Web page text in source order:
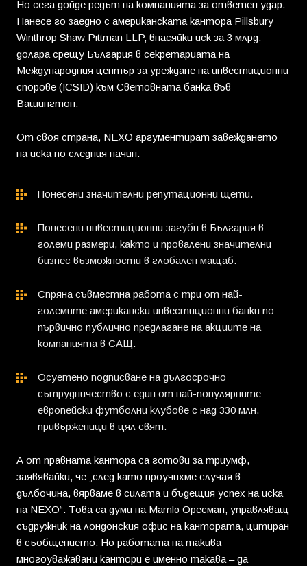
Но сега дойде редът на компанията за ответен удар.
Нанесе го заедно с американската кантора Pillsbury
Winthrop Shaw Pittman LLP, внасяйки иск за 3 млрд.
долара срещу България в секретариата на
Международния център за уреждане на инвестиционни
спорове (ICSID) към Световната банка във
Вашингтон.
От своя страна, NEXO аргументират завеждането
на иска по следния начин:
Понесени значителни репутационни щети.
Понесени инвестиционни загуби в България в
големи размери, както и провалени значителни
бизнес възможности в глобален мащаб.
Спряна съвместна работа с три от най-
големите американски инвестиционни банки по
първично публично предлагане на акциите на
компанията в САЩ.
Осуетено подписване на дългосрочно
сътрудничество с един от най-популярните
европейски футболни клубове с над 330 млн.
привърженици в цял свят.
А от правната кантора са готови за триумф,
заявявайки, че „след като проучихме случая в
дълбочина, вярваме в силата и бъдещия успех на иска
на NЕXO“. Това са думи на Матю Оресман, управляващ
съдружник на лондонския офис на кантората, цитиран
в съобщението. Но работата на такива
многоуважавани кантори е именно такава – да